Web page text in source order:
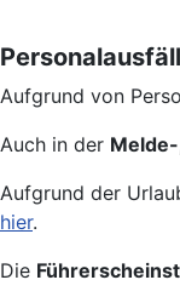
Aufgrund von
Auch in der
Aufgrund der
hier.
Die